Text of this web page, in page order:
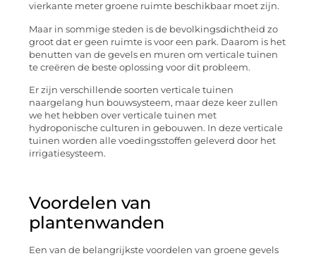
vierkante meter groene ruimte beschikbaar moet zijn.
Maar in sommige steden is de bevolkingsdichtheid zo
groot dat er geen ruimte is voor een park. Daarom is het
benutten van de gevels en muren om verticale tuinen
te creëren de beste oplossing voor dit probleem.
Er zijn verschillende soorten verticale tuinen
naargelang hun bouwsysteem, maar deze keer zullen
we het hebben over verticale tuinen met
hydroponische culturen in gebouwen. In deze verticale
tuinen worden alle voedingsstoffen geleverd door het
irrigatiesysteem.
Voordelen van
plantenwanden
Een van de belangrijkste voordelen van groene gevels